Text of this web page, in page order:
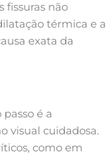
fissuras não
térmica e a
exata da
é a
visual cuidadosa.
como em